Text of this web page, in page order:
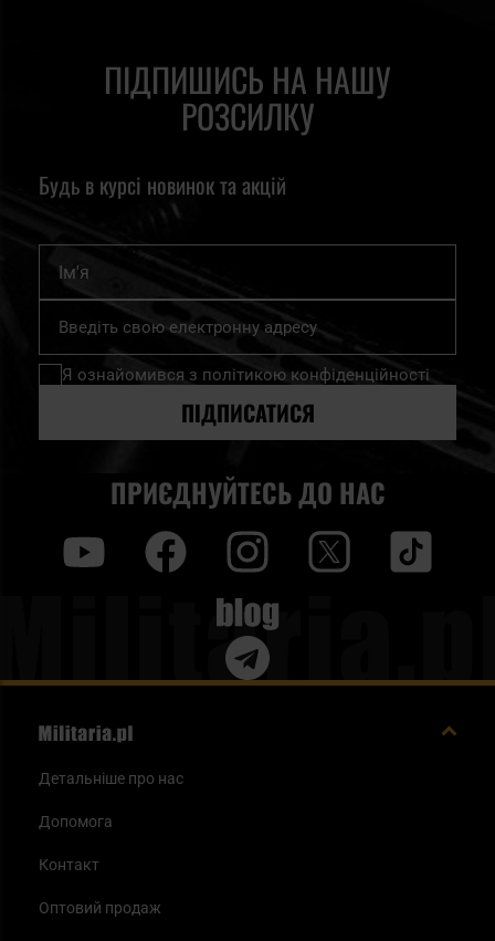
ПІДПИШИСЬ НА НАШУ
РОЗСИЛКУ
Будь в курсі новинок та акцій
Підпишіться
нашу
розсилку
Я ознайомився з політикою конфіденційності
ПІДПИСАТИСЯ
ПРИЄДНУЙТЕСЬ ДО НАС
Blog
Детальніше про нас
Допомога
Контакт
Оптовий продаж